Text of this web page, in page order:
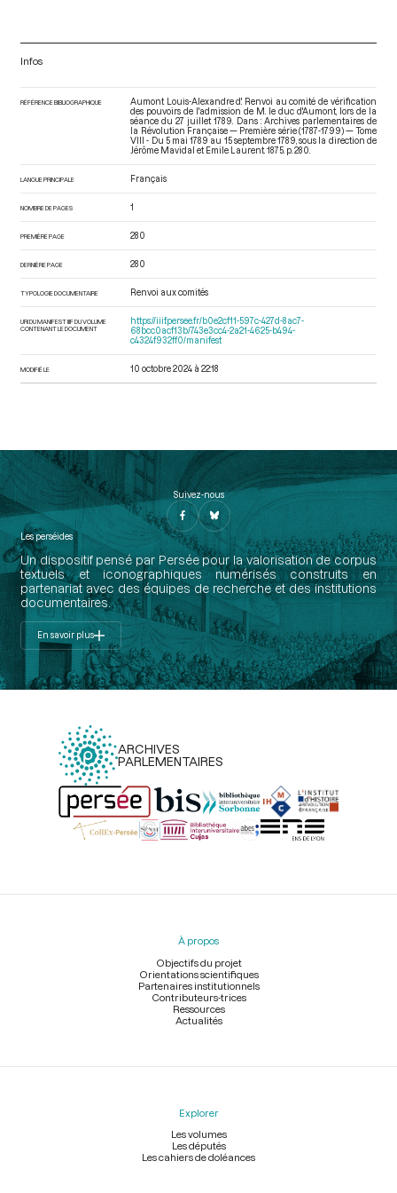
Infos
RÉFÉRENCE BIBLIOGRAPHIQUE
Aumont Louis-Alexandre d'. Renvoi au comité de vérification
des pouvoirs de l'admission de M. le duc d'Aumont, lors de la
séance du 27 juillet 1789. Dans : Archives parlementaires de
la Révolution Française — Première série (1787-1799) — Tome
VIII - Du 5 mai 1789 au 15 septembre 1789 , sous la direction de
Jérôme Mavidal et Emile Laurent. 1875. p. 280.
LANGUE PRINCIPALE Français
NOMBRE DE PAGES 1
PREMIÈRE PAGE 280
DERNIÈRE PAGE 280
TYPOLOGIE DOCUMENTAIRE Renvoi aux comités
URI DU MANIFEST IIIF DU VOLUME
CONTENANT LE DOCUMENT
https://iiif.persee.fr/b0e2cf11-597c-427d-8ac7-
68bcc0acf13b/743e3cc4-2a21-4625-b494-
c4324f932ff0/manifest
MODIFIÉ LE 10 octobre 2024 à 22:18
Suivez-nous
Les perséides
Un dispositif pensé par Persée pour la valorisation de corpus
textuels et iconographiques numérisés construits en
partenariat avec des équipes de recherche et des institutions
documentaires.
En savoir plus
ARCHIVES
PARLEMENTAIRES
Menu
À propos
Objectifs du projet
Orientations scientifiques
Partenaires institutionnels
Contributeurs-trices
Ressources
Actualités
Explorer
Les volumes
Les députés
Les cahiers de doléances